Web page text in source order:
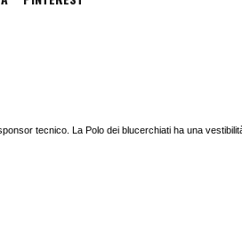
tecnico. La Polo dei blucerchiati ha una